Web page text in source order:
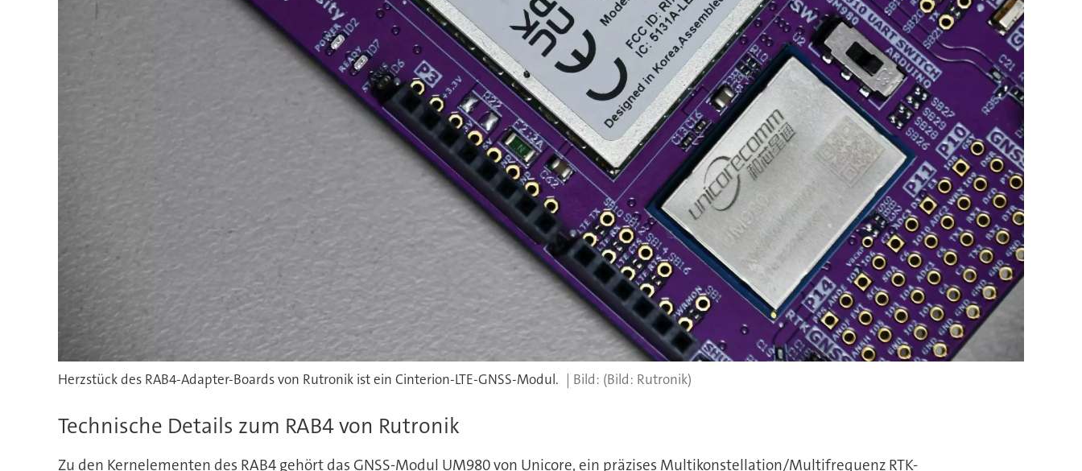
Herzstück des RAB4-Adapter-Boards von Rutronik ist ein Cinterion-LTE-GNSS-Modul. (Bild: Rutronik)
Technische Details zum RAB4 von Rutronik
Zu den Kernelementen des RAB4 gehört das GNSS-Modul UM980 von Unicore, ein präzises Multikonstellation/Multifrequenz RTK-